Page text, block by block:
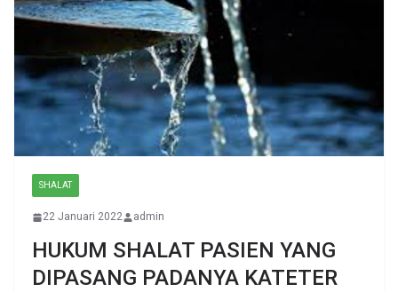
SHALAT
22 Januari 2022 admin
HUKUM SHALAT PASIEN YANG
DIPASANG PADANYA KATETER